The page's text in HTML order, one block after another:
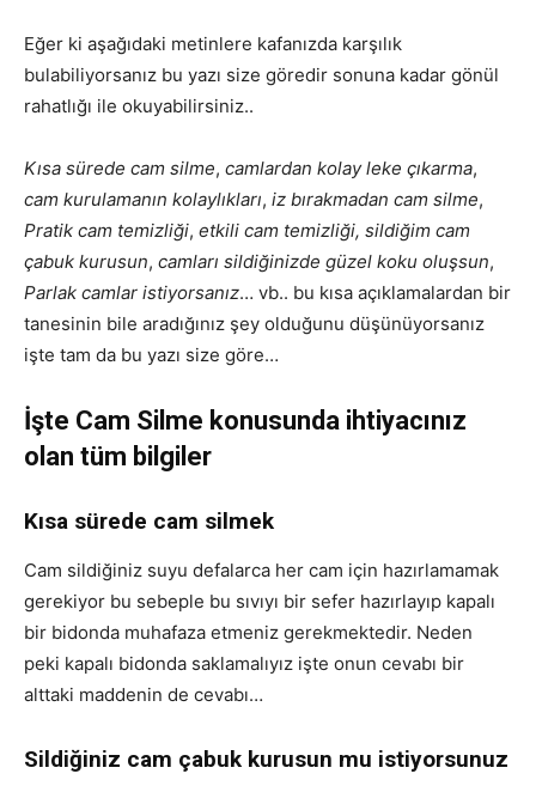
Eğer ki aşağıdaki metinlere kafanızda karşılık
bulabiliyorsanız bu yazı size göredir sonuna kadar gönül
rahatlığı ile okuyabilirsiniz..
Kısa sürede cam silme, camlardan kolay leke çıkarma,
cam kurulamanın kolaylıkları, iz bırakmadan cam silme,
Pratik cam temizliği, etkili cam temizliği, sildiğim cam
çabuk kurusun, camları sildiğinizde güzel koku oluşsun,
Parlak camlar istiyorsanız… vb.. bu kısa açıklamalardan bir
tanesinin bile aradığınız şey olduğunu düşünüyorsanız
işte tam da bu yazı size göre…
İşte Cam Silme konusunda ihtiyacınız
olan tüm bilgiler
Kısa sürede cam silmek
Cam sildiğiniz suyu defalarca her cam için hazırlamamak
gerekiyor bu sebeple bu sıvıyı bir sefer hazırlayıp kapalı
bir bidonda muhafaza etmeniz gerekmektedir. Neden
peki kapalı bidonda saklamalıyız işte onun cevabı bir
alttaki maddenin de cevabı…
Sildiğiniz cam çabuk kurusun mu istiyorsunuz